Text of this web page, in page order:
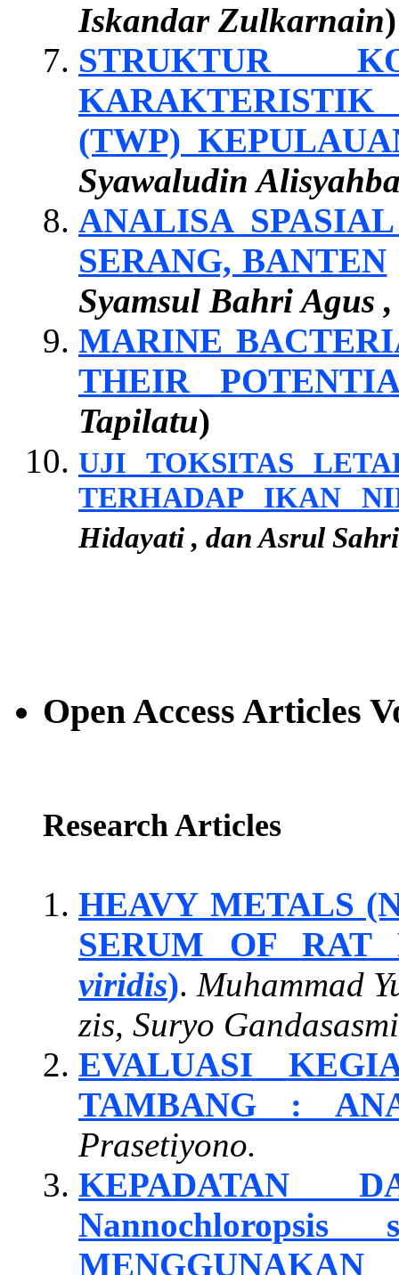
Iskandar Zulkarnain)
STRUKTUR
(TWP)
Syawaludin
ANALISA
SERANG, BANTEN
Syamsul Bahri Agus
MARINE
THEIR
Tapilatu)
UJI TOKSITAS
TERHADAP IKAN
Hidayati , dan Asrul
Open Access Articles
Research Articles
HEAVY METALS
SERUM OF RAT
viridis). Muhammad
zis, Suryo
EVALUASI
TAMBANG :
Prasetiyono.
KEPADATAN